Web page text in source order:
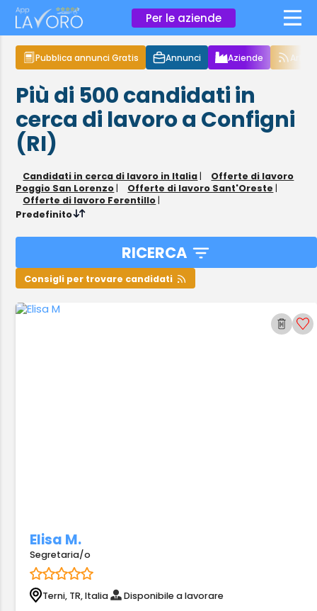
Per le aziende ×
Pubblica annunci Gratis Annunci Aziende
Più di 500candidati in
cerca di lavoroa Configni
(RI)
Candidati in cerca di lavoro in Italia |
Offerte di lavoro
Poggio San Lorenzo | Offerte di lavoro Sant'Oreste |
Offerte di lavoro Ferentillo |
Predefinito
RICERCA
Consigli per trovare candidati
Elisa M.
Segretaria/o
Terni, TR, Italia Disponibile a lavorare